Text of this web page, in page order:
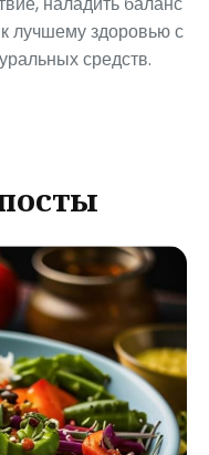
лучшему здоровью с
средств.